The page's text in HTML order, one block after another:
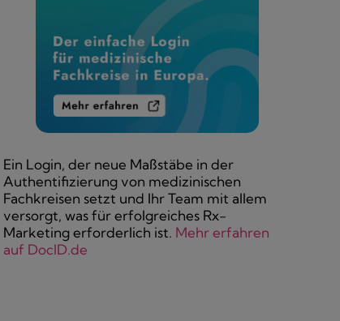
Ein Login, der neue Maßstäbe in der
Authentifizierung von medizinischen
Fachkreisen setzt und Ihr Team mit allem
versorgt, was für erfolgreiches Rx-
Marketing erforderlich ist. Mehr erfahren
auf DocID.de